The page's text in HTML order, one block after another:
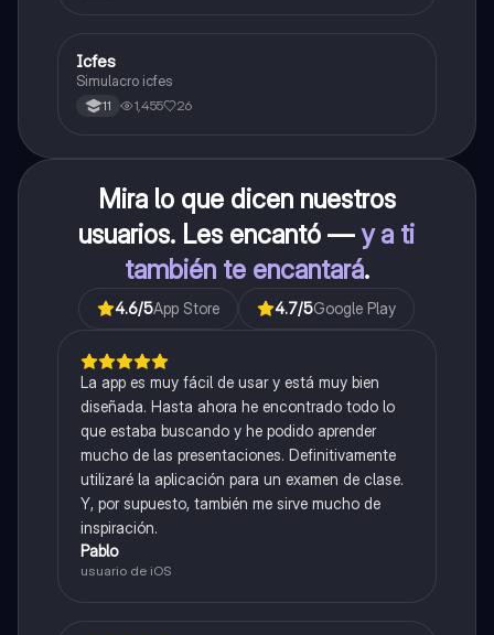
ICFES: Sociales y Ciudadanas
Icfes
Simulacro icfes
11 1,455 26
Mira lo que dicen nuestros
usuarios. Les encantó —y a ti
también te encantará.
4.6/5App Store 4.7/5Google Play
La app es muy fácil de usar y está muy bien
diseñada. Hasta ahora he encontrado todo lo
que estaba buscando y he podido aprender
mucho de las presentaciones. Definitivamente
utilizaré la aplicación para un examen de clase.
Y, por supuesto, también me sirve mucho de
inspiración.
Pablo
usuario de iOS